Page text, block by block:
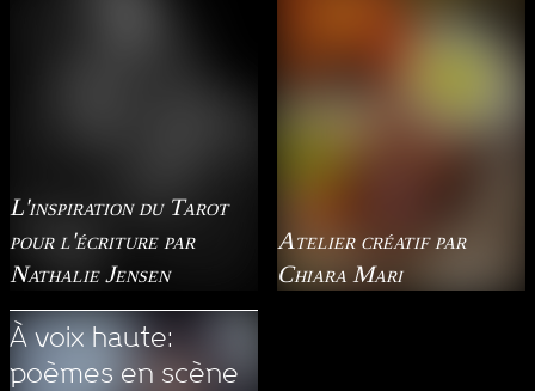
L'inspiration du Tarot
pour l'écriture par
Nathalie Jensen
À voix haute:
poèmes en scène
Atelier créatif par
Chiara Mari